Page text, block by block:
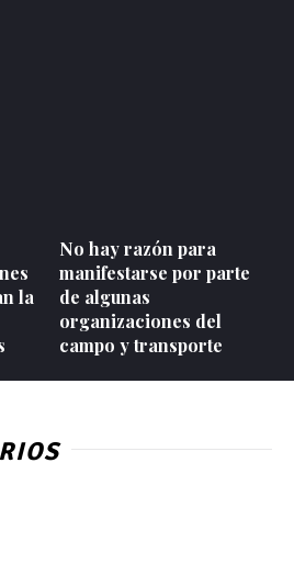
la
No hay razón para
manifestarse por parte
de algunas
organizaciones del
campo y transporte